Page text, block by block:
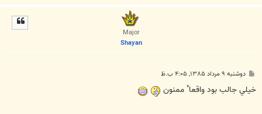
Major
Shayan
ت
دوشنبه ۹ مرداد ۱۳۸۵, ۴:۰۵ ب.ظ
خيلي جالب بود واقعا" ممنون